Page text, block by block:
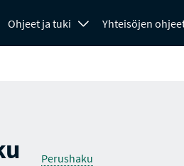
Ohjeet ja tuki Yhteisöjen
Perushaku